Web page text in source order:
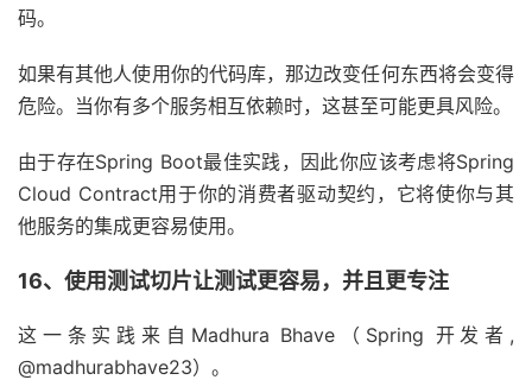
码。
如果有其他人使用你的代码库，那边改变任何东西将会变得
危险。当你有多个服务相互依赖时，这甚至可能更具风险。
由于存在Spring Boot最佳实践，因此你应该考虑将Spring
Cloud Contract用于你的消费者驱动契约，它将使你与其
他服务的集成更容易使用。
16、使用测试切片让测试更容易，并且更专注
这一条实践来自Madhura Bhave（Spring 开发者,
@madhurabhave23）。